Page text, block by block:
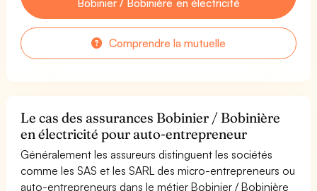
Comprendre la mutuelle
Le cas des assurances Bobinier / Bobinière
en électricité pour auto-entrepreneur
Généralement les assureurs distinguent les sociétés
comme les SAS et les SARL des micro-entrepreneurs ou
auto-entrepreneurs dans le métier Bobinier / Bobinière